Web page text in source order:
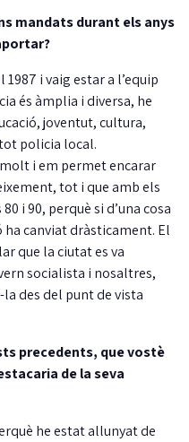
mandats durant els anys
i vaig estar a l’equip
és àmplia i diversa, he
joventut, cultura,
policia local.
i em permet encarar
tot i que amb els
i 90, perquè si d’una cosa
ha canviat dràsticament. El
que la ciutat es va
socialista i nosaltres,
des del punt de vista
precedents, que vostè
de la seva
he estat allunyat de